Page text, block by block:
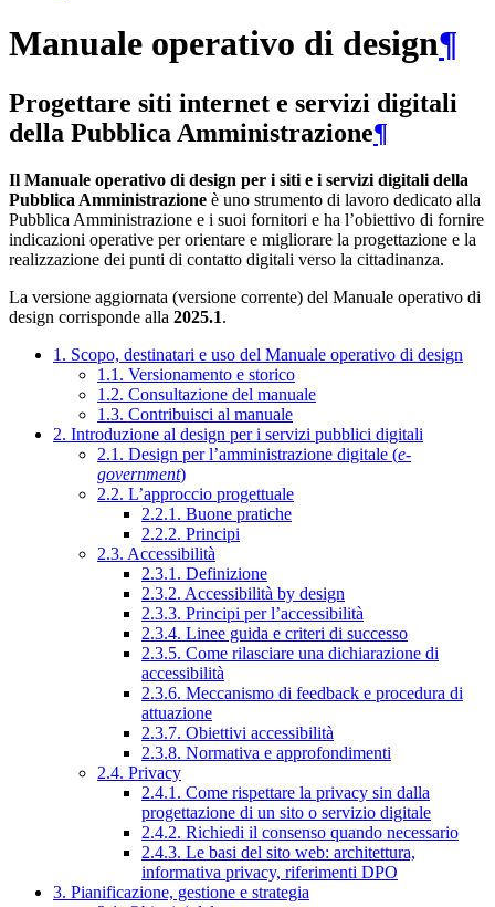
Manuale operativo di design¶
Progettare siti internet e servizi digitali
della Pubblica Amministrazione¶
Il Manuale operativo di design per i siti e i servizi digitali della
Pubblica Amministrazione è uno strumento di lavoro dedicato alla
Pubblica Amministrazione e i suoi fornitori e ha l’obiettivo di fornire
indicazioni operative per orientare e migliorare la progettazione e la
realizzazione dei punti di contatto digitali verso la cittadinanza.
La versione aggiornata (versione corrente) del Manuale operativo di
design corrisponde alla 2025.1.
1. Scopo, destinatari e uso del Manuale operativo di design
1.1. Versionamento e storico
1.2. Consultazione del manuale
1.3. Contribuisci al manuale
2. Introduzione al design per i servizi pubblici digitali
2.1. Design per l’amministrazione digitale (e-
government)
2.2. L’approccio progettuale
2.2.1. Buone pratiche
2.2.2. Principi
2.3. Accessibilità
2.3.1. Definizione
2.3.2. Accessibilità by design
2.3.3. Principi per l’accessibilità
2.3.4. Linee guida e criteri di successo
2.3.5. Come rilasciare una dichiarazione di
accessibilità
2.3.6. Meccanismo di feedback e procedura di
attuazione
2.3.7. Obiettivi accessibilità
2.3.8. Normativa e approfondimenti
2.4. Privacy
2.4.1. Come rispettare la privacy sin dalla
progettazione di un sito o servizio digitale
2.4.2. Richiedi il consenso quando necessario
2.4.3. Le basi del sito web: architettura,
informativa privacy, riferimenti DPO
3. Pianificazione, gestione e strategia